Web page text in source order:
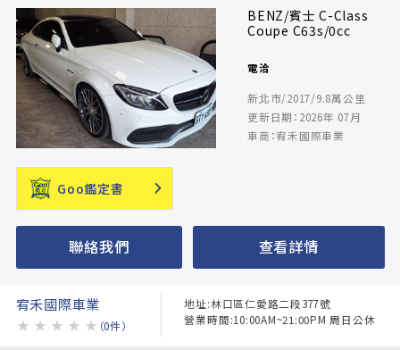
BENZ/賓士 C-Class
Coupe C63s/0cc
電洽
新北市/2017/9.8萬公里
更新日期：2026年 07月
車商：宥禾國際車業
Goo鑑定書
聯絡我們 查看詳情
宥禾國際車業
★ ★ ★ ★ ★ （0件）
地址:林口區仁愛路二段377號
營業時間:10:00AM~21:00PM 周日公休